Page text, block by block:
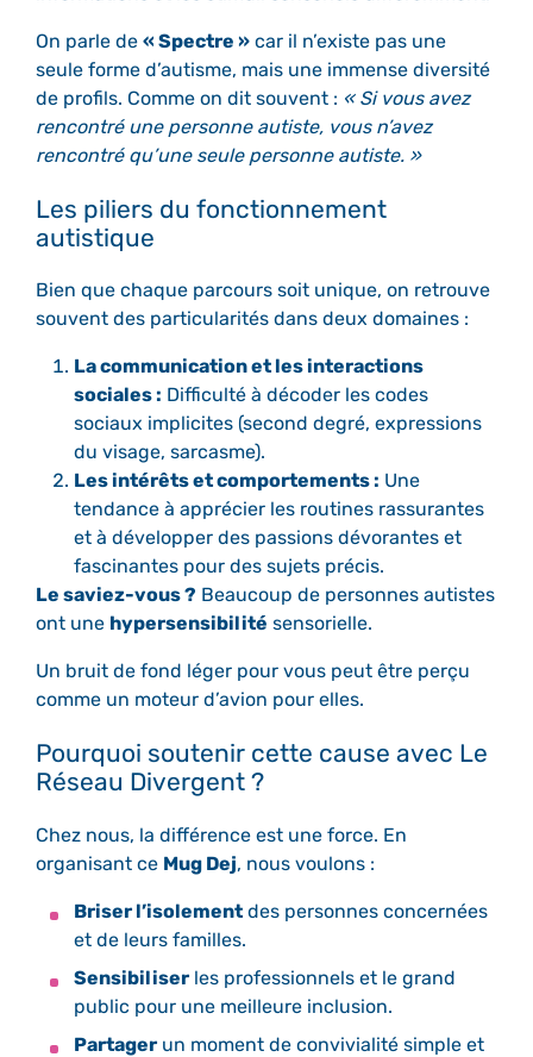
On parle de « Spectre » car il n’existe pas une
seule forme d’autisme, mais une immense diversité
de profils. Comme on dit souvent : « Si vous avez
rencontré une personne autiste, vous n’avez
rencontré qu’une seule personne autiste. »
Les piliers du fonctionnement
autistique
Bien que chaque parcours soit unique, on retrouve
souvent des particularités dans deux domaines :
La communication et les interactions
sociales : Difficulté à décoder les codes
sociaux implicites (second degré, expressions
du visage, sarcasme).
Les intérêts et comportements : Une
tendance à apprécier les routines rassurantes
et à développer des passions dévorantes et
fascinantes pour des sujets précis.
Le saviez-vous ? Beaucoup de personnes autistes
ont une hypersensibilité sensorielle.
Un bruit de fond léger pour vous peut être perçu
comme un moteur d’avion pour elles.
Pourquoi soutenir cette cause avec Le
Réseau Divergent ?
Chez nous, la différence est une force. En
organisant ce Mug Dej, nous voulons :
Briser l’isolement des personnes concernées
et de leurs familles.
Sensibiliser les professionnels et le grand
public pour une meilleure inclusion.
Partager un moment de convivialité simple et